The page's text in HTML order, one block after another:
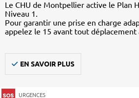
Le CHU de Montpellier active le Plan
Niveau 1.
Pour garantir une prise en charge
appelez le 15 avant tout déplacement
EN SAVOIR PLUS
URGENCES